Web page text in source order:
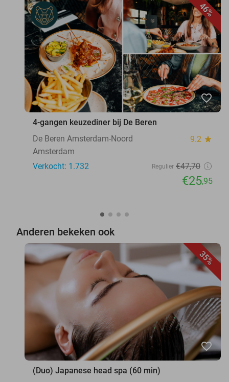
46%
favorite_border
4-gangen keuzediner bij De Beren
De Beren Amsterdam-Noord
9.2 star
Amsterdam
Verkocht: 1.732
Regulier €47,70
€25,95
Anderen bekeken ook
35%
favorite_border
(Duo) Japanese head spa (60 min)